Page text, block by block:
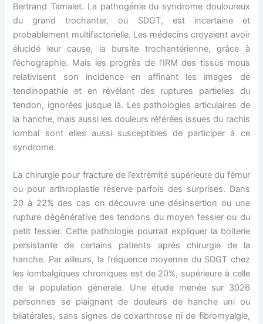
Bertrand Tamalet. La pathogénie du syndrome douloureux
du grand trochanter, ou SDGT, est incertaine et
probablement multifactorielle. Les médecins croyaient avoir
élucidé leur cause, la bursite trochantérienne, grâce à
l’échographie. Mais les progrès de l’IRM des tissus mous
relativisent son incidence en affinant les images de
tendinopathie et en révélant des ruptures partielles du
tendon, ignorées jusque là. Les pathologies articulaires de
la hanche, mais aussi les douleurs référées issues du rachis
lombal sont elles aussi susceptibles de participer à ce
syndrome.
La chirurgie pour fracture de l’extrémité supérieure du fémur
ou pour arthroplastie réserve parfois des surprises. Dans
20 à 22% des cas on découvre une désinsertion ou une
rupture dégénérative des tendons du moyen fessier ou du
petit fessier. Cette pathologie pourrait expliquer la boiterie
persistante de certains patients après chirurgie de la
hanche. Par ailleurs, la fréquence moyenne du SDGT chez
les lombalgiques chroniques est de 20%, supérieure à celle
de la population générale. Une étude menée sur 3026
personnes se plaignant de douleurs de hanche uni ou
bilatérales, sans signes de coxarthrose ni de fibromyalgie,